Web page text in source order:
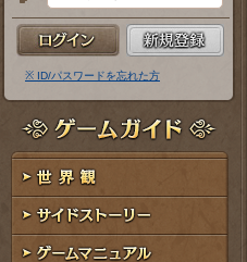
ー
ル
ア
ド
レ
ス
パ
ス
ー
ド
※ ID/パスワードを忘れた方
ゲームガイド
世界観
サイドストーリー